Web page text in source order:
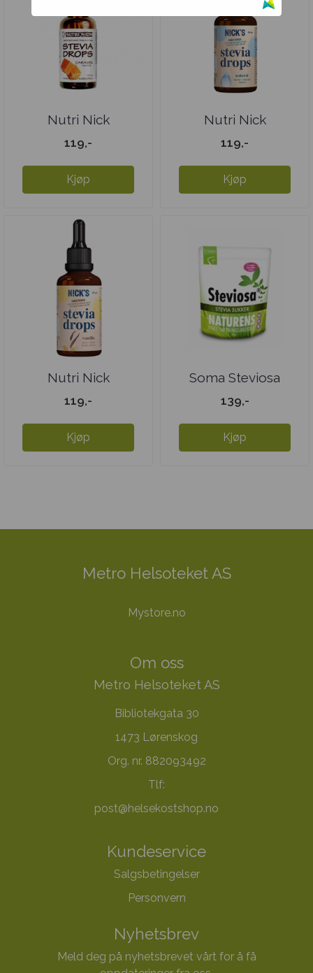
Nutri Nick
Steviadråper - ...
119,-
Kjøp
Nutri Nick
Steviadråper - ...
119,-
Kjøp
Nutri Nick
Steviadråper - ...
119,-
Kjøp
Soma Steviosa
SUKKER 250 gr
139,-
Kjøp
Metro Helsoteket AS
Mystore.no
Om oss
Metro Helsoteket AS
Bibliotekgata 30
1473 Lørenskog
Org. nr. 882093492
Tlf:
post@helsekostshop.no
Kundeservice
Salgsbetingelser
Personvern
Nyhetsbrev
Meld deg på nyhetsbrevet vårt for å få